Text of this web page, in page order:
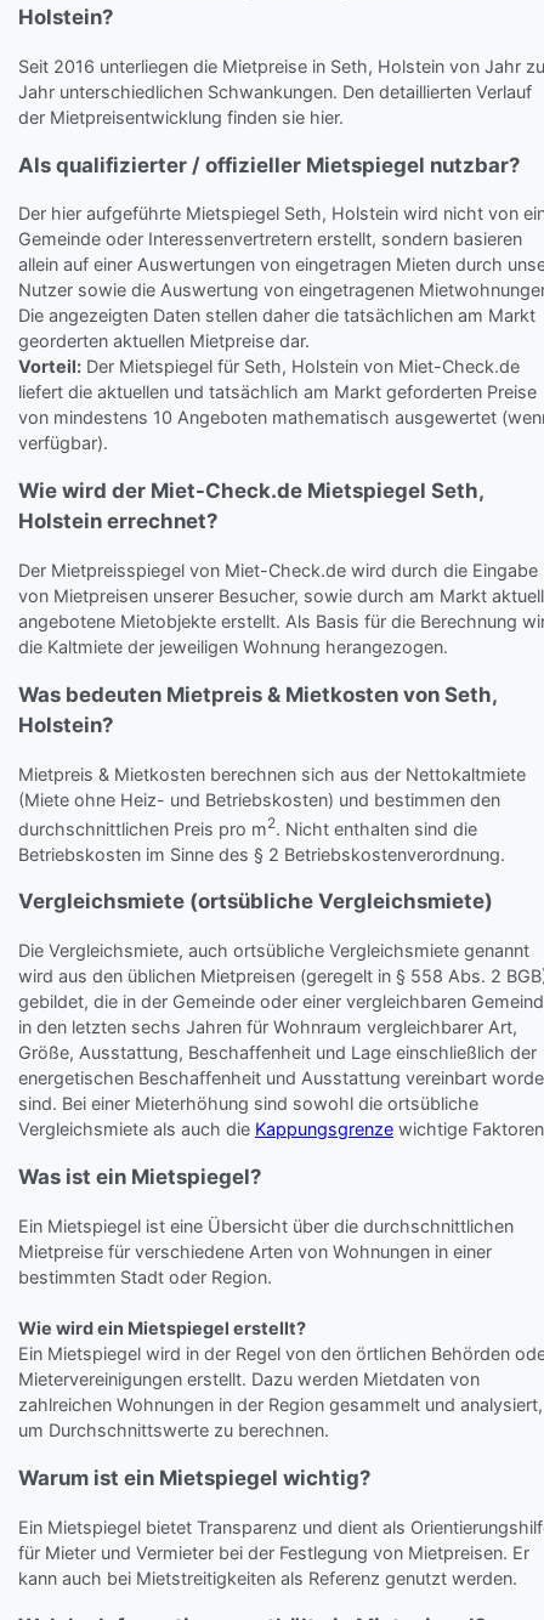
Holstein?
Seit 2016 unterliegen die Mietpreise in Seth, Holstein von Jahr zu
Jahr unterschiedlichen Schwankungen. Den detaillierten Verlauf
der Mietpreisentwicklung finden sie hier.
Als qualifizierter / offizieller Mietspiegel nutzbar?
Der hier aufgeführte Mietspiegel Seth, Holstein wird nicht von
Gemeinde oder Interessenvertretern erstellt, sondern basieren
allein auf einer Auswertungen von eingetragen Mieten durch
Nutzer sowie die Auswertung von eingetragenen
Die angezeigten Daten stellen daher die tatsächlichen am Markt
georderten aktuellen Mietpreise dar.
Vorteil: Der Mietspiegel für Seth, Holstein von Miet-Check.de
liefert die aktuellen und tatsächlich am Markt geforderten Preise
von mindestens 10 Angeboten mathematisch ausgewertet
verfügbar).
Wie wird der Miet-Check.de Mietspiegel Seth,
Holstein errechnet?
Der Mietpreisspiegel von Miet-Check.de wird durch die Eingabe
von Mietpreisen unserer Besucher, sowie durch am Markt aktuell
angebotene Mietobjekte erstellt. Als Basis für die Berechnung
die Kaltmiete der jeweiligen Wohnung herangezogen.
Was bedeuten Mietpreis & Mietkosten von Seth,
Holstein?
Mietpreis & Mietkosten berechnen sich aus der Nettokaltmiete
(Miete ohne Heiz- und Betriebskosten) und bestimmen den
durchschnittlichen Preis pro m2. Nicht enthalten sind die
Betriebskosten im Sinne des § 2 Betriebskostenverordnung.
Vergleichsmiete (ortsübliche Vergleichsmiete)
Die Vergleichsmiete, auch ortsübliche Vergleichsmiete genannt
wird aus den üblichen Mietpreisen (geregelt in § 558 Abs. 2
gebildet, die in der Gemeinde oder einer vergleichbaren
in den letzten sechs Jahren für Wohnraum vergleichbarer Art,
Größe, Ausstattung, Beschaffenheit und Lage einschließlich der
energetischen Beschaffenheit und Ausstattung vereinbart
sind. Bei einer Mieterhöhung sind sowohl die ortsübliche
Vergleichsmiete als auch die Kappungsgrenze wichtige
Was ist ein Mietspiegel?
Ein Mietspiegel ist eine Übersicht über die durchschnittlichen
Mietpreise für verschiedene Arten von Wohnungen in einer
bestimmten Stadt oder Region.
Wie wird ein Mietspiegel erstellt?
Ein Mietspiegel wird in der Regel von den örtlichen Behörden
Mietervereinigungen erstellt. Dazu werden Mietdaten von
zahlreichen Wohnungen in der Region gesammelt und analysiert,
um Durchschnittswerte zu berechnen.
Warum ist ein Mietspiegel wichtig?
Ein Mietspiegel bietet Transparenz und dient als
für Mieter und Vermieter bei der Festlegung von Mietpreisen. Er
kann auch bei Mietstreitigkeiten als Referenz genutzt werden.